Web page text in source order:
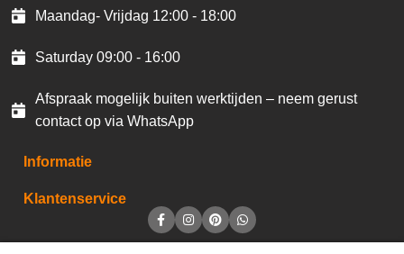
Maandag- Vrijdag 12:00 - 18:00
Saturday 09:00 - 16:00
Afspraak mogelijk buiten werktijden – neem gerust
contact op via WhatsApp
Informatie
Klantenservice